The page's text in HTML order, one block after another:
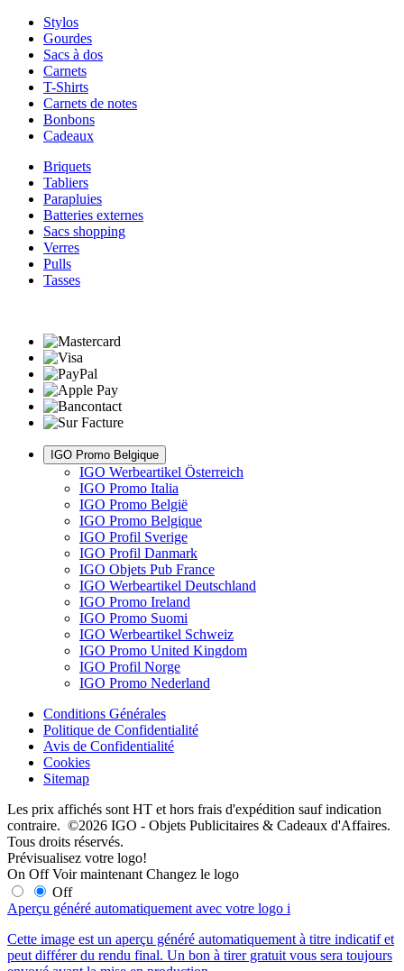
Stylos
Gourdes
Sacs à dos
Carnets
T-Shirts
Carnets de notes
Bonbons
Cadeaux
Briquets
Tabliers
Parapluies
Batteries externes
Sacs shopping
Verres
Pulls
Tasses
IGO Promo Belgique
IGO Werbeartikel Österreich
IGO Promo Italia
IGO Promo België
IGO Promo Belgique
IGO Profil Sverige
IGO Profil Danmark
IGO Objets Pub France
IGO Werbeartikel Deutschland
IGO Promo Ireland
IGO Promo Suomi
IGO Werbeartikel Schweiz
IGO Promo United Kingdom
IGO Profil Norge
IGO Promo Nederland
Conditions Générales
Politique de Confidentialité
Avis de Confidentialité
Cookies
Sitemap
Les prix affichés sont HT et hors frais d'expédition sauf indication
contraire. ©2026 IGO - Objets Publicitaires & Cadeaux d'Affaires.
Tous droits réservés.
Prévisualisez votre logo!
On Off Voir maintenant Changez le logo
Off
Aperçu généré automatiquement avec votre logo i
Cette image est un aperçu généré automatiquement à titre indicatif et
peut différer du rendu final. Un bon à tirer gratuit vous sera toujours